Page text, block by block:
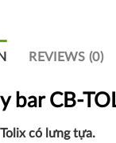
REVIEWS (0)
bar CB-
có lưng tựa.